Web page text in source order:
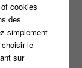
champs
cookies
des
simplement
le
sur